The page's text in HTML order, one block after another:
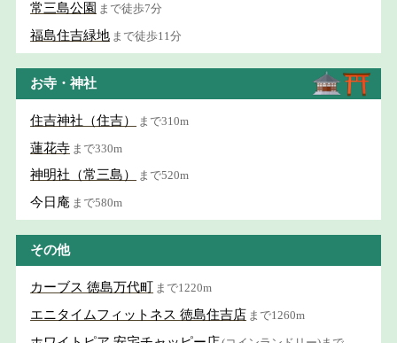
常三島公園 まで徒歩7分
福島住吉緑地 まで徒歩11分
お寺・神社
住吉神社（住吉） まで310m
蓮花寺 まで330m
神明社（常三島） まで520m
今日庵 まで580m
その他
カーブス 徳島万代町 まで1220m
エニタイムフィットネス 徳島住吉店 まで1260m